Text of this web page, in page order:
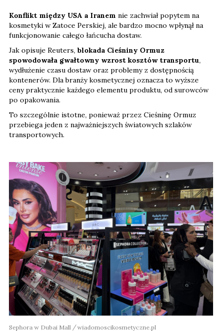
Konflikt między USA a Iranem nie zachwiał popytem na
kosmetyki w Zatoce Perskiej, ale bardzo mocno wpłynął na
funkcjonowanie całego łańcucha dostaw.
Jak opisuje Reuters, blokada Cieśniny Ormuz
spowodowała gwałtowny wzrost kosztów transportu,
wydłużenie czasu dostaw oraz problemy z dostępnością
kontenerów. Dla branży kosmetycznej oznacza to wyższe
ceny praktycznie każdego elementu produktu, od surowców
po opakowania.
To szczególnie istotne, ponieważ przez Cieśninę Ormuz
przebiega jeden z najważniejszych światowych szlaków
transportowych.
Sephora w Dubai Mall wiadomoscikosmetyczne.pl